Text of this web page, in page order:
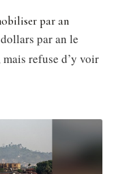
par an
par an le
refuse d’y voir